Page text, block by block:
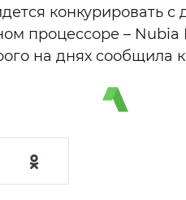
конкурировать
процессоре – Nubia
на днях сообщила